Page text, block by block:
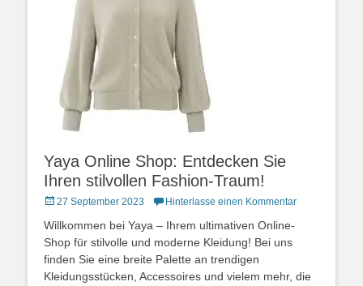
Yaya Online Shop: Entdecken Sie
Ihren stilvollen Fashion-Traum!
Posted
27 September 2023 Hinterlasse einen Kommentar
Willkommen bei Yaya – Ihrem ultimativen Online-
Shop für stilvolle und moderne Kleidung! Bei uns
finden Sie eine breite Palette an trendigen
Kleidungsstücken, Accessoires und vielem mehr, die